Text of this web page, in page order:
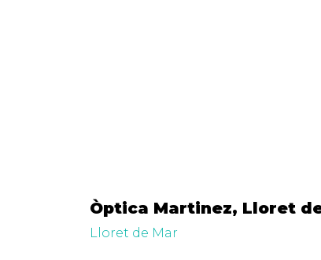
Òptica Martinez, Lloret
Lloret de Mar